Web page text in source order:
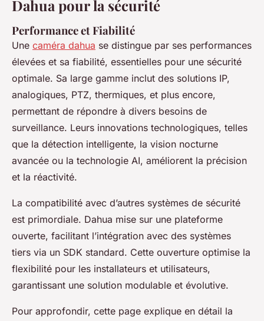
Dahua pour la sécurité
Performance et Fiabilité
Une caméra dahua se distingue par ses performances
élevées et sa fiabilité, essentielles pour une sécurité
optimale. Sa large gamme inclut des solutions IP,
analogiques, PTZ, thermiques, et plus encore,
permettant de répondre à divers besoins de
surveillance. Leurs innovations technologiques, telles
que la détection intelligente, la vision nocturne
avancée ou la technologie AI, améliorent la précision
et la réactivité.
La compatibilité avec d’autres systèmes de sécurité
est primordiale. Dahua mise sur une plateforme
ouverte, facilitant l’intégration avec des systèmes
tiers via un SDK standard. Cette ouverture optimise la
flexibilité pour les installateurs et utilisateurs,
garantissant une solution modulable et évolutive.
Pour approfondir, cette page explique en détail la